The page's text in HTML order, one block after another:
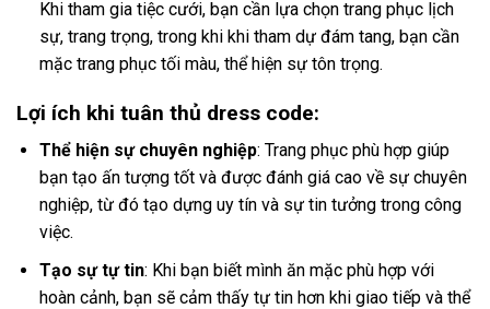
Khi tham gia tiệc cưới, bạn cần lựa chọn trang phục lịch
sự, trang trọng, trong khi khi tham dự đám tang, bạn cần
mặc trang phục tối màu, thể hiện sự tôn trọng.
Lợi ích khi tuân thủ dress code:
Thể hiện sự chuyên nghiệp: Trang phục phù hợp giúp
bạn tạo ấn tượng tốt và được đánh giá cao về sự chuyên
nghiệp, từ đó tạo dựng uy tín và sự tin tưởng trong công
việc.
Tạo sự tự tin: Khi bạn biết mình ăn mặc phù hợp với
hoàn cảnh, bạn sẽ cảm thấy tự tin hơn khi giao tiếp và thể